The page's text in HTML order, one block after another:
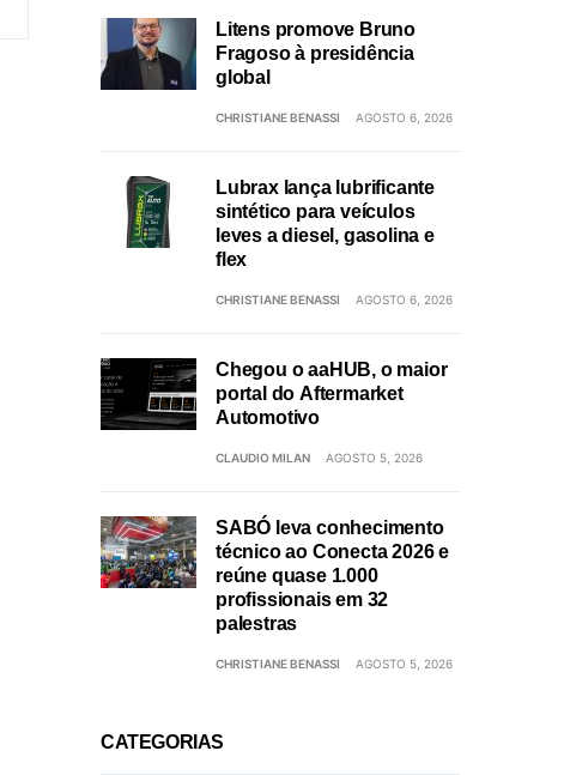
Litens promove Bruno
Fragoso à presidência
global
CHRISTIANE BENASSI AGOSTO 6, 2026
Lubrax lança lubrificante
sintético para veículos
leves a diesel, gasolina e
flex
CHRISTIANE BENASSI AGOSTO 6, 2026
Chegou o aaHUB, o maior
portal do Aftermarket
Automotivo
CLAUDIO MILAN AGOSTO 5, 2026
SABÓ leva conhecimento
técnico ao Conecta 2026 e
reúne quase 1.000
profissionais em 32
palestras
CHRISTIANE BENASSI AGOSTO 5, 2026
CATEGORIAS